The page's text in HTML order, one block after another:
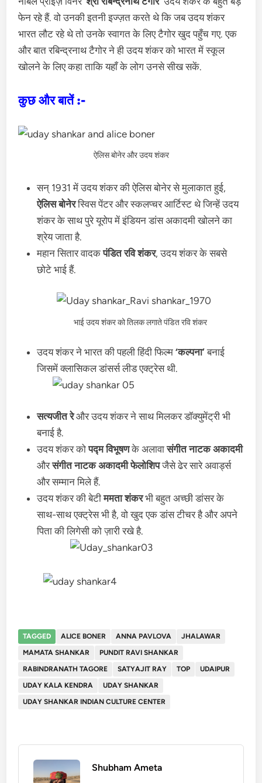
फेन रहे हैं. वो उनकी इतनी इज्ज़त करते थे कि जब उदय शंकर
भारत लौट रहे थे तो उनके स्वागत के लिए टैगोर खुद पहुँच गए. एक
और बात रबिन्द्रनाथ टैगोर ने ही उदय शंकर को भारत में स्कूल
खोलने के लिए कहा ताकि यहाँ के लोग उनसे सीख सकें.
कुछ और बातें :-
ऐलिस बोनेर और उदय शंकर
सन् 1931 में उदय शंकर की ऐलिस बोनेर से मुलाकात हुई,
ऐलिस बोनेरस्विस पेंटर और स्कलप्चर आर्टिस्ट थे जिन्हें उदय
शंकर के साथ पुरे यूरोप में इंडियन डांस अकादमी खोलने का
श्रेय जाता है.
महान सितार वादकपंडित रवि शंकर, उदय शंकर के सबसे
छोटे भाई हैं.
भाई उदय शंकर को तिलक लगाते पंडित रवि शंकर
उदय शंकर ने भारत की पहली हिंदी फिल्म‘कल्पना’बनाई
जिसमें क्लासिकल डांसर्स लीड एक्ट्रेस थी.
सत्यजीत रेऔर उदय शंकर ने साथ मिलकर डॉक्युमेंट्री भी
बनाई है.
उदय शंकर कोपद्म विभूषणके अलावासंगीत नाटक अकादमी
औरसंगीत नाटक अकादमी फेलोशिपजैसे ढेर सारे अवार्ड्स
और सम्मान मिले हैं.
उदय शंकर की बेटीममता शंकरभी बहुत अच्छी डांसर के
साथ-साथ एक्ट्रेस भी है, वो खुद एक डांस टीचर है और अपने
पिता की लिगेसी को ज़ारी रखे है.
TAGGED ALICE BONER ANNA PAVLOVA
JHALAWAR
MAMATA SHANKAR
PUNDIT RAVI SHANKAR
RABINDRANATH TAGORE
SATYAJIT RAY TOP
UDAIPUR
UDAY KALA KENDRA
UDAY SHANKAR
UDAY SHANKAR INDIAN CULTURE CENTER
Shubham Ameta